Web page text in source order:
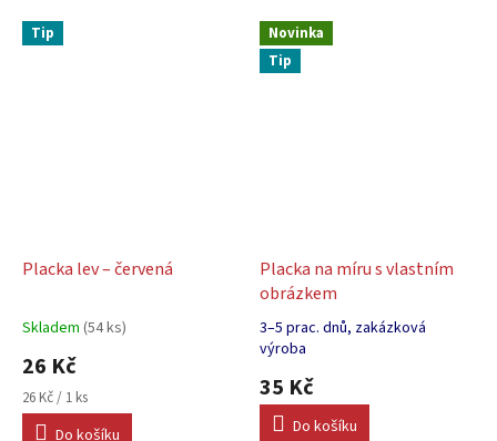
Tip
Placka lev – červená
Průměrné
hodnocení
produktu
je
5,0
Skladem (54 ks)
26 Kč
Měrná
cena:
26 Kč / 1 ks
Do košíku
Novinka
Tip
Placka na míru s vlastním
obrázkem
Průměrné
hodnocení
produktu
je
5,0
3–5 prac. dnů, zakázková
výroba
35 Kč
Do košíku